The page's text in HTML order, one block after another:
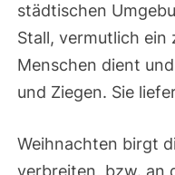
städtischen
Stall, vermutlich ein
Menschen dient
und Ziegen. Sie
Weihnachten birgt
verbreiten, bzw. an